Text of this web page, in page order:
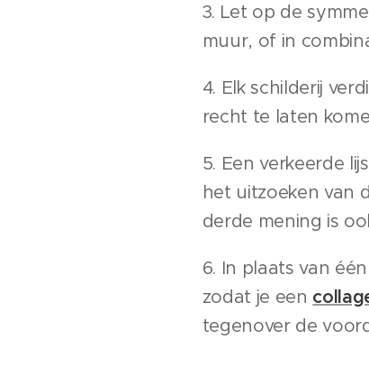
3. Let op de
muur, of in
4. Elk schilderij
recht te laten
5. Een verkeerde
het uitzoeken van
derde mening is
6. In plaats van
zodat je een
tegenover de